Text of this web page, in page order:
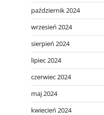
październik 2024
wrzesień 2024
sierpień 2024
lipiec 2024
czerwiec 2024
maj 2024
kwiecień 2024